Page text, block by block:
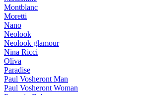
Montblanc
Moretti
Nano
Neolook
Neolook glamour
Nina Ricci
Oliva
Paradise
Paul Vosheront Man
Paul Vosheront Woman